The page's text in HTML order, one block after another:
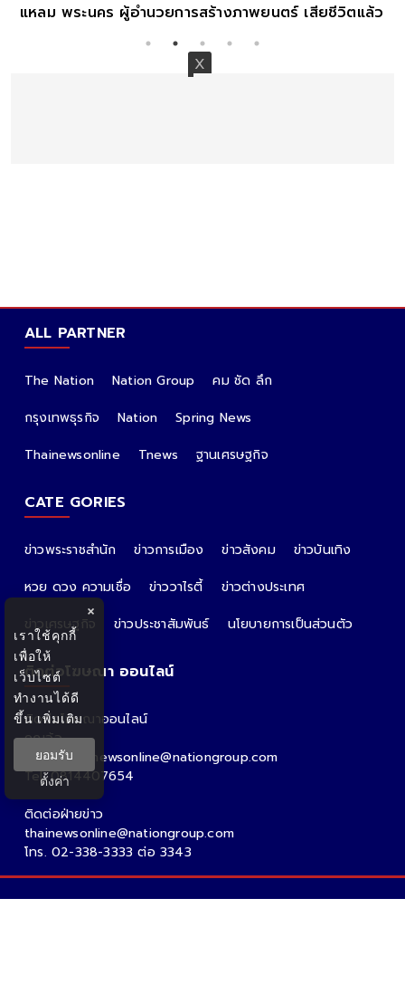
แหลม พระนคร ผู้อำนวยการสร้างภาพยนตร์ เสียชีวิตแล้ว
ALL PARTNER
The Nation Nation Group
คม ชัด ลึก
กรุงเทพธุรกิจ
Nation
Spring News
Thainewsonline
Tnews ฐานเศรษฐกิจ
CATE GORIES
ข่าวพระราชสำนัก ข่าวการเมือง ข่าวสังคม
ข่าวบันเทิง
หวย ดวง ความเชื่อ
ข่าววาไรตี้
ข่าวต่างประเทศ
ข่าวเศรษฐกิจ
ข่าวประชาสัมพันธ์ นโยบายการเป็นส่วนตัว
ติดต่อโฆษณา ออนไลน์
ติดต่อโฆษณาออนไลน์
คุณอ้อ
Email : thainewsonline@nationgroup.com
Tel: 0814407654
ติดต่อฝ่ายข่าว
thainewsonline@nationgroup.com
โทร. 02-338-3333 ต่อ 3343
×
เราใช้คุกกี้
เพื่อให้
เว็บไซต์
ทำงานได้ดี
ขึ้นเพิ่มเติม
ยอมรับ
ตั้งค่า